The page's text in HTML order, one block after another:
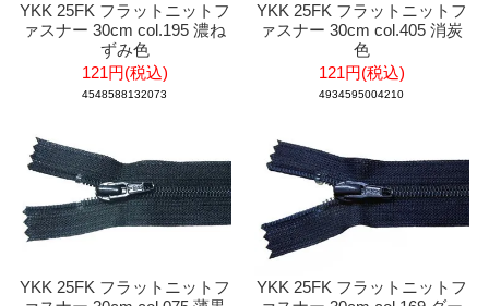
YKK 25FK フラットニットフ
ァスナー 30cm col.195 濃ね
ずみ色
121円(税込)
4548588132073
YKK 25FK フラットニットフ
ァスナー 30cm col.405 消炭
色
121円(税込)
4934595004210
YKK 25FK フラットニットフ
YKK 25FK フラットニットフ